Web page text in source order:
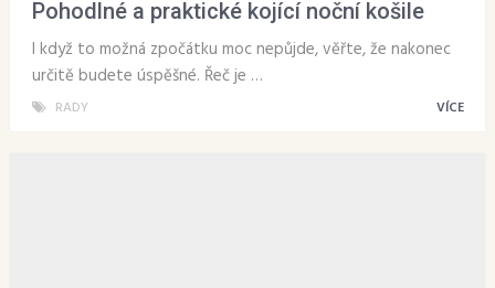
Pohodlné a praktické kojící noční košile
I když to možná zpočátku moc nepůjde, věřte, že nakonec
určitě budete úspěšné. Řeč je …
RADY VÍCE